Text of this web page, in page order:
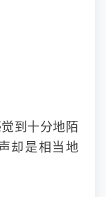
到十分地陌
却是相当地